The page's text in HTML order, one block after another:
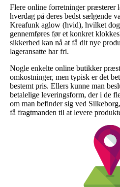
Flere online forretninger præsterer
hverdag på deres bedst sælgende
Kreafunk aglow (hvid), hvilket
gennemføres før et konkret
sikkerhed kan nå at få dit nye
lageransatte har fri.
Nogle enkelte online butikker
omkostninger, men typisk er det
bestemt pris. Ellers kunne man
betalelige leveringsform, der i de
om man befinder sig ved
få fragtmanden til at levere